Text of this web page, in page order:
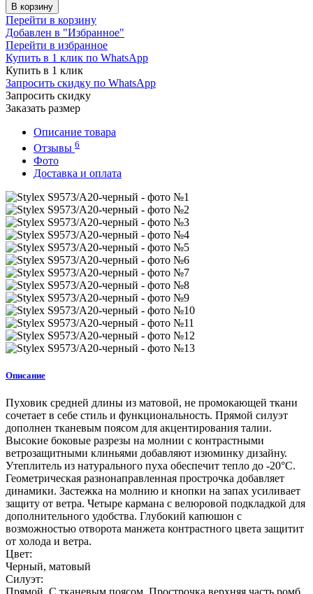
В корзину
Перейти в корзину
Добавлен в "Избранное"
Перейти в избранное
Купить в 1 клик по WhatsApp
Купить в 1 клик
Запросить скидку по WhatsApp
Запросить скидку
Заказать размер
Описание товара
Отзывы 6
Фото
Доставка и оплата
Описание
Пуховик средней длины из матовой, не промокающей ткани
сочетает в себе стиль и функциональность. Прямой силуэт
дополнен тканевым поясом для акцентирования талии.
Высокие боковые разрезы на молнии с контрастными
ветрозащитными клиньями добавляют изюминку дизайну.
Утеплитель из натурального пуха обеспечит тепло до -20°C.
Геометрическая разнонаправленная прострочка добавляет
динамики. Застежка на молнию и кнопки на запах усиливает
защиту от ветра. Четыре кармана с велюровой подкладкой для
дополнительного удобства. Глубокий капюшон с
возможностью отворота манжета контрастного цвета защитит
от холода и ветра.
Цвет:
Черный, матовый
Силуэт:
Прямой. С тканевым поясом. Прострочка верхняя часть ромб